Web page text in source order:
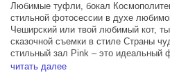
Любимые туфли, бокал
стильной фотосессии в духе
Чеширский или твой любимый кот,
сказочной съемки в стиле Страны
стильный зал Pink – это идеальный
богатый текстурами и фактурами:
читать далее